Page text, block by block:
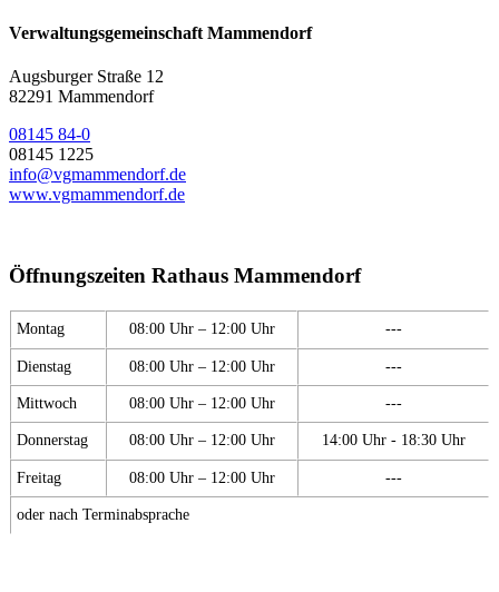
Verwaltungsgemeinschaft Mammendorf
Augsburger Straße 12
82291 Mammendorf
08145 84-0
08145 1225
info@vgmammendorf.de
www.vgmammendorf.de
Öffnungszeiten Rathaus Mammendorf
Montag 08:00 Uhr – 12:00 Uhr ---
Dienstag 08:00 Uhr – 12:00 Uhr ---
Mittwoch 08:00 Uhr – 12:00 Uhr ---
Donnerstag 08:00 Uhr – 12:00 Uhr 14:00 Uhr - 18:30 Uhr
Freitag 08:00 Uhr – 12:00 Uhr ---
oder nach Terminabsprache